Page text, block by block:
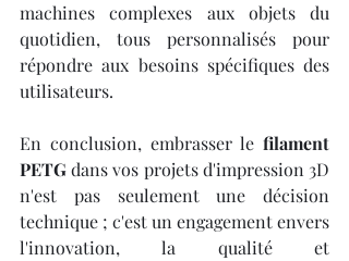
machines complexes aux objets du
quotidien, tous personnalisés pour
répondre aux besoins spécifiques des
utilisateurs.
En conclusion, embrasser le filament
PETG dans vos projets d'impression 3D
n'est pas seulement une décision
technique ; c'est un engagement envers
l'innovation, la qualité et